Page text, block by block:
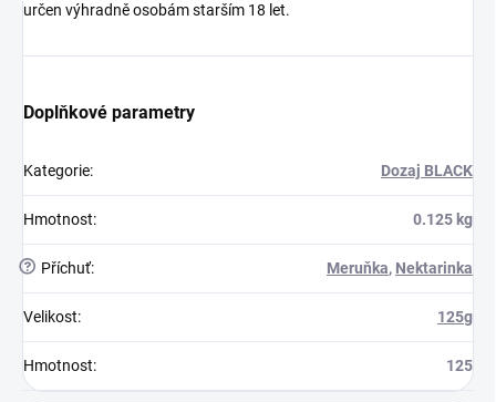
určen výhradně osobám starším 18 let.
Doplňkové parametry
Kategorie: Dozaj BLACK
Hmotnost: 0.125 kg
? Příchuť: Meruňka, Nektarinka
Velikost: 125g
Hmotnost: 125